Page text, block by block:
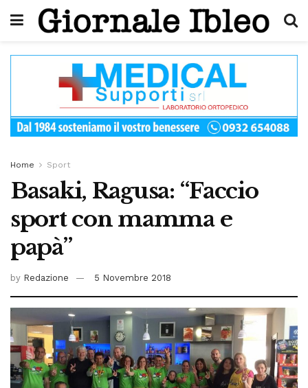
Home Sport
Basaki, Ragusa: “Faccio
sport con mamma e
papà”
by Redazione 5 Novembre 2018